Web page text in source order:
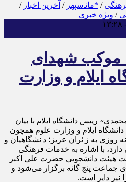
/ *ماناسپهر / آخرین اخبار /
/ ویژه خبری
موکب شهدای
ایلام و وزارت
رییس دانشگاه ایلام با بیان
ایلام و وزارت علوم همچون
به زائران عزیز؛ دانشگاهیان و
با اشاره به خدمات فرهنگی
هیئت دانشجویی حضرت علی اکبر
جماعت پنج گانه برگزار می‌شود و
نیز دایر است.